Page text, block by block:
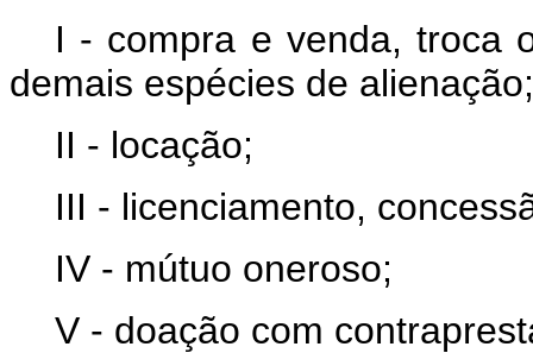
I - compra e venda, troca
demais espécies de alienação;
II - locação;
III - licenciamento,
IV - mútuo oneroso;
V - doação com